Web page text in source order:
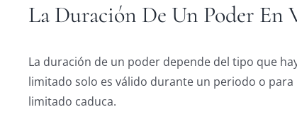
La Duración De Un Poder En
La duración de un poder depende del tipo que
limitado solo es válido durante un periodo o
limitado caduca.